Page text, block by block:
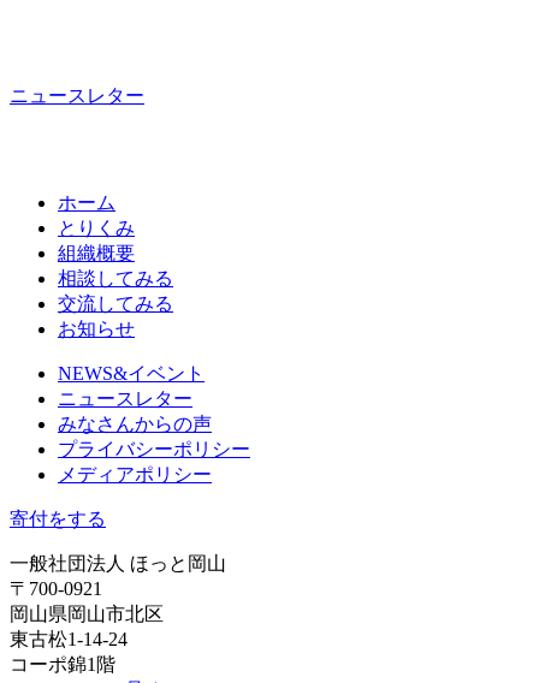
ニュースレター
ホーム
とりくみ
組織概要
相談してみる
交流してみる
お知らせ
NEWS&イベント
ニュースレター
みなさんからの声
プライバシーポリシー
メディアポリシー
寄付をする
一般社団法人 ほっと岡山
〒700-0921
岡山県岡山市北区
東古松1-14-24
コーポ錦1階